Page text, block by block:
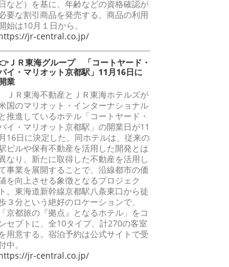
日など）を基に、年齢などの資格確認が
要な割引商品を発売する。商品の利用
始は10月１日から。
jr-central.co.jp/
ＪＲ東海グループ 「コートヤード・
イ・マリオット京都駅」11月16日に
業
ＪＲ東海不動産とＪＲ東海ホテルズが
国のマリオット・インターナショナル
と推進しているホテル「コートヤード・
イ・マリオット京都駅」の開業日が11
月16日に決定した。同ホテルは、従来の
ビルや保有不動産を活用した開発とは
なり、新たに取得した不動産を活用し
事業を展開することで、沿線都市の価
を向上させる象徴となるプロジェク
ト。東海道新幹線京都駅八条東口から徒
３分という絶好のロケーションで、
「京都旅の『拠点』となるホテル」をコ
ンセプトに、全10タイプ、計270の客室
用意する。宿泊予約は公式サイトで受
中。
jr-central.co.jp/